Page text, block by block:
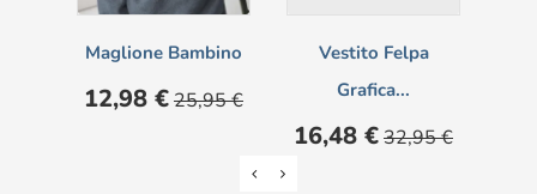
Maglione Bambino
Prezzo
12,98 € Prezzo
base
25,95 €
Vestito Felpa
Grafica...
Prezzo
16,48 € Prezzo
base
32,95 €